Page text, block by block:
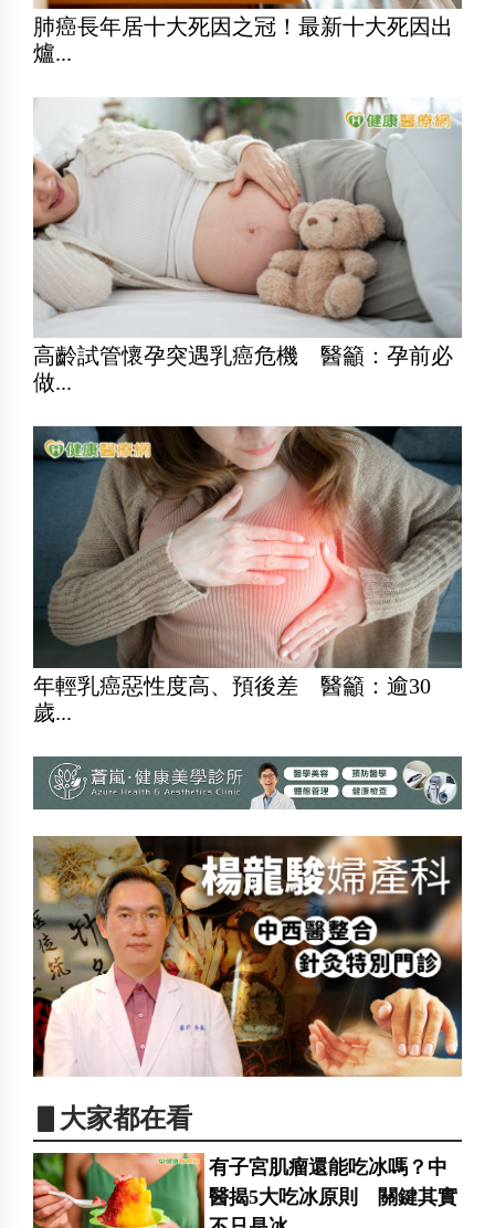
肺癌長年居十大死因之冠！最新十大死因出
爐...
高齡試管懷孕突遇乳癌危機 醫籲：孕前必
做...
年輕乳癌惡性度高、預後差 醫籲：逾30
歲...
▋大家都在看
有子宮肌瘤還能吃冰嗎？中
醫揭5大吃冰原則 關鍵其實